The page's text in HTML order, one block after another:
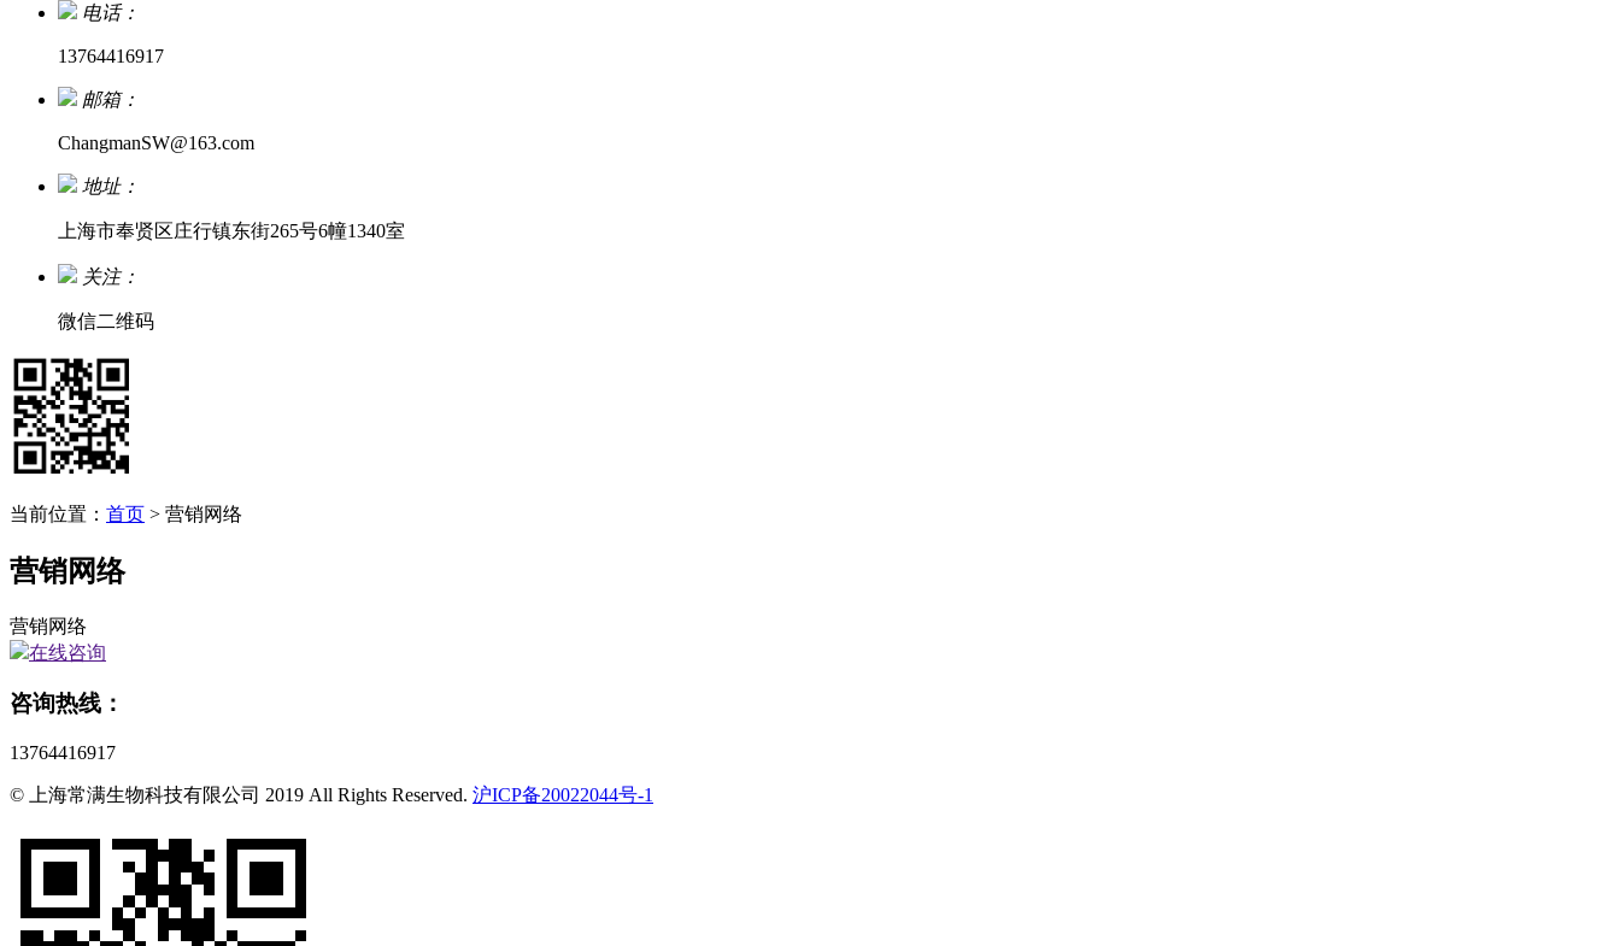
电话：
13764416917
邮箱：
ChangmanSW@163.com
地址：
上海市奉贤区庄行镇东街265号6幢1340室
关注：
微信二维码
当前位置： 首页 > 营销网络
营销网络
营销网络
在线咨询
咨询热线：
13764416917
© 上海常满生物科技有限公司 2019 All Rights Reserved. 沪ICP备20022044号-1